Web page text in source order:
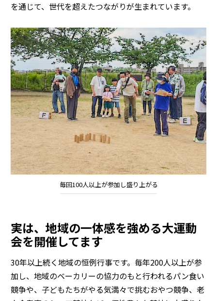
を通じて、世代を超えたつながりが生まれています。
毎回100人以上が参加し盛り上がる
実は、地域の一体感を強める大運動
会を開催してます
30年以上続く地域の恒例行事です。毎年200人以上が参
加し、地域のベーカリーの協力のもと行われるパン食い
競争や、子どもたちがやる気満々で挑むおやつ競争、老